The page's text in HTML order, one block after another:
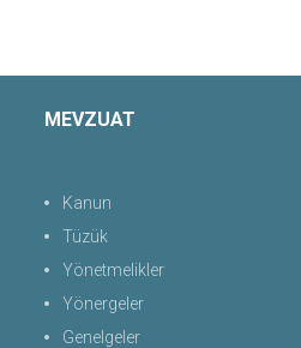
MEVZUAT
Kanun
Tüzük
Yönetmelikler
Yönergeler
Genelgeler